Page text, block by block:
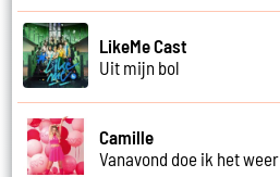
LikeMe Cast
Uit mijn bol
Camille
Vanavond doe ik het weer